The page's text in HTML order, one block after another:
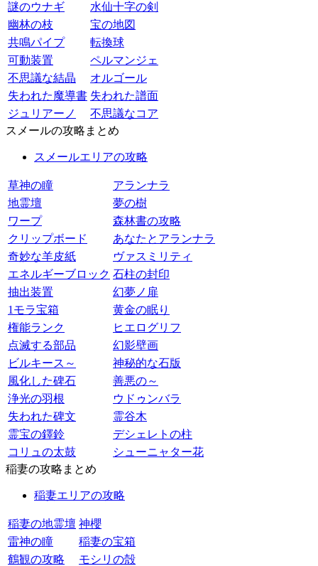
謎のウナギ
水仙十字の剣
幽林の枝
宝の地図
共鳴パイプ
転換球
可動装置
ペルマンジェ
不思議な結晶
オルゴール
失われた魔導書 失われた譜面
ジュリアーノ
不思議なコア
スメールの攻略まとめ
スメールエリアの攻略
草神の瞳
アランナラ
地霊壇
夢の樹
ワープ
森林書の攻略
クリップボード
あなたとアランナラ
奇妙な羊皮紙
ヴァスミリティ
エネルギーブロック 石柱の封印
抽出装置
幻夢ノ扉
1モラ宝箱
黄金の眠り
権能ランク
ヒエログリフ
点滅する部品
幻影壁画
ビルキース～
神秘的な石版
風化した碑石
善悪の～
浄光の羽根
ウドゥンバラ
失われた碑文
霊谷木
霊宝の鐸鈴
デシェレトの柱
コリュの太鼓
シューニャター花
稲妻の攻略まとめ
稲妻エリアの攻略
稲妻の地霊壇 神櫻
雷神の瞳
稲妻の宝箱
鶴観の攻略
モシリの殻